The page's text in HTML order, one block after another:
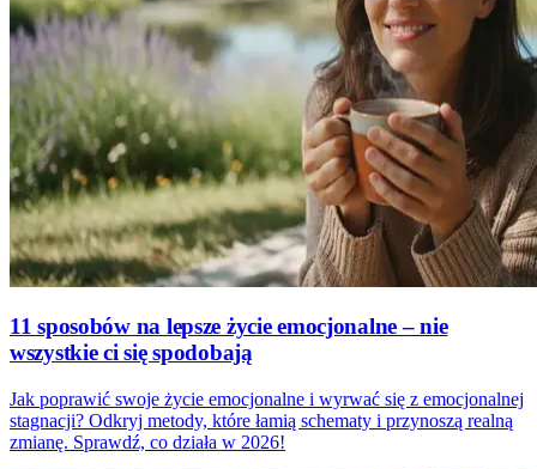
11 sposobów na lepsze życie emocjonalne – nie
wszystkie ci się spodobają
Jak poprawić swoje życie emocjonalne i wyrwać się z emocjonalnej
stagnacji? Odkryj metody, które łamią schematy i przynoszą realną
zmianę. Sprawdź, co działa w 2026!